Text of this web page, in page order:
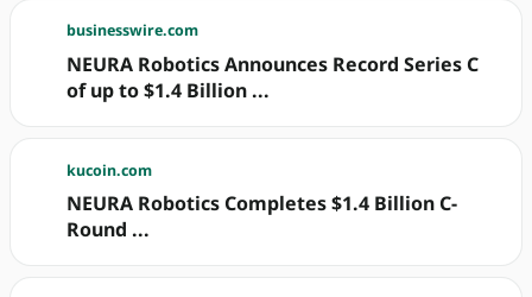
businesswire.com
NEURA Robotics Announces Record Series C
of up to $1.4 Billion ...
kucoin.com
NEURA Robotics Completes $1.4 Billion C-
Round ...